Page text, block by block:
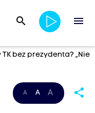
search menu
bez prezydenta? „Nie
A A A share